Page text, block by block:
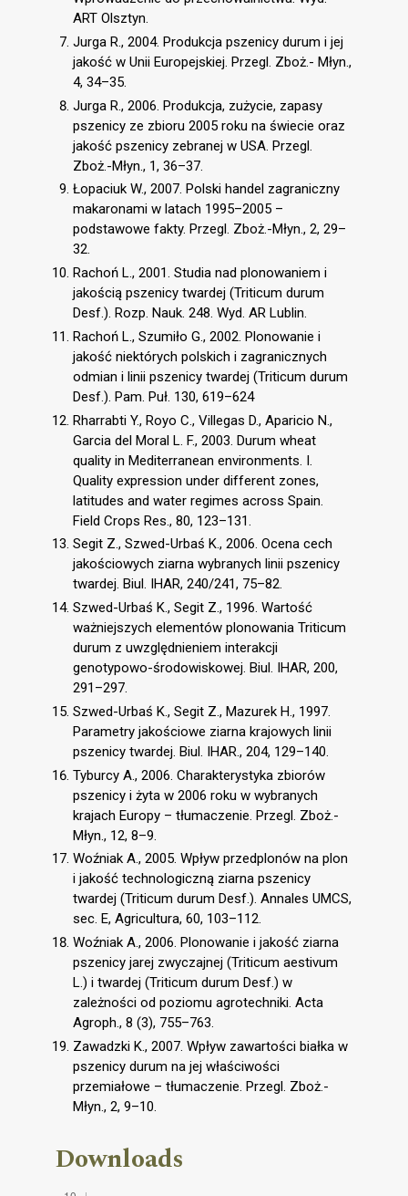
ART Olsztyn.
Jurga R., 2004. Produkcja pszenicy durum i jej
jakość w Unii Europejskiej. Przegl. Zboż.- Młyn.,
4, 34–35.
Jurga R., 2006. Produkcja, zużycie, zapasy
pszenicy ze zbioru 2005 roku na świecie oraz
jakość pszenicy zebranej w USA. Przegl.
Zboż.-Młyn., 1, 36–37.
Łopaciuk W., 2007. Polski handel zagraniczny
makaronami w latach 1995–2005 –
podstawowe fakty. Przegl. Zboż.-Młyn., 2, 29–
32.
Rachoń L., 2001. Studia nad plonowaniem i
jakością pszenicy twardej (Triticum durum
Desf.). Rozp. Nauk. 248. Wyd. AR Lublin.
Rachoń L., Szumiło G., 2002. Plonowanie i
jakość niektórych polskich i zagranicznych
odmian i linii pszenicy twardej (Triticum durum
Desf.). Pam. Puł. 130, 619–624
Rharrabti Y., Royo C., Villegas D., Aparicio N.,
Garcia del Moral L. F., 2003. Durum wheat
quality in Mediterranean environments. I.
Quality expression under different zones,
latitudes and water regimes across Spain.
Field Crops Res., 80, 123–131.
Segit Z., Szwed-Urbaś K., 2006. Ocena cech
jakościowych ziarna wybranych linii pszenicy
twardej. Biul. IHAR, 240/241, 75–82.
Szwed-Urbaś K., Segit Z., 1996. Wartość
ważniejszych elementów plonowania Triticum
durum z uwzględnieniem interakcji
genotypowo-środowiskowej. Biul. IHAR, 200,
291–297.
Szwed-Urbaś K., Segit Z., Mazurek H., 1997.
Parametry jakościowe ziarna krajowych linii
pszenicy twardej. Biul. IHAR., 204, 129–140.
Tyburcy A., 2006. Charakterystyka zbiorów
pszenicy i żyta w 2006 roku w wybranych
krajach Europy – tłumaczenie. Przegl. Zboż.-
Młyn., 12, 8–9.
Woźniak A., 2005. Wpływ przedplonów na plon
i jakość technologiczną ziarna pszenicy
twardej (Triticum durum Desf.). Annales UMCS,
sec. E, Agricultura, 60, 103–112.
Woźniak A., 2006. Plonowanie i jakość ziarna
pszenicy jarej zwyczajnej (Triticum aestivum
L.) i twardej (Triticum durum Desf.) w
zależności od poziomu agrotechniki. Acta
Agroph., 8 (3), 755–763.
Zawadzki K., 2007. Wpływ zawartości białka w
pszenicy durum na jej właściwości
przemiałowe – tłumaczenie. Przegl. Zboż.-
Młyn., 2, 9–10.
Downloads